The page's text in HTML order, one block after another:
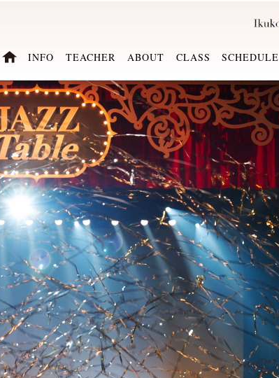
INFO TEACHER ABOUT CLASS SCHEDULE